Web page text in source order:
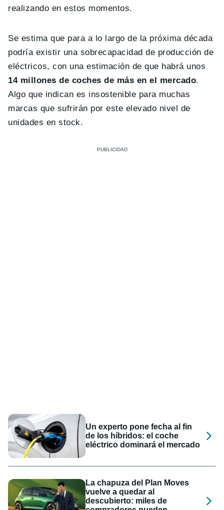
realizando en estos momentos.
Se estima que para a lo largo de la próxima década
podría existir una sobrecapacidad de producción de
eléctricos, con una estimación de que habrá unos
14 millones de coches de más en el mercado.
Algo que indican es insostenible para muchas
marcas que sufrirán por este elevado nivel de
unidades en stock.
Un experto pone fecha al fin
de los híbridos: el coche
eléctrico dominará el mercado
La chapuza del Plan Moves
vuelve a quedar al
descubierto: miles de